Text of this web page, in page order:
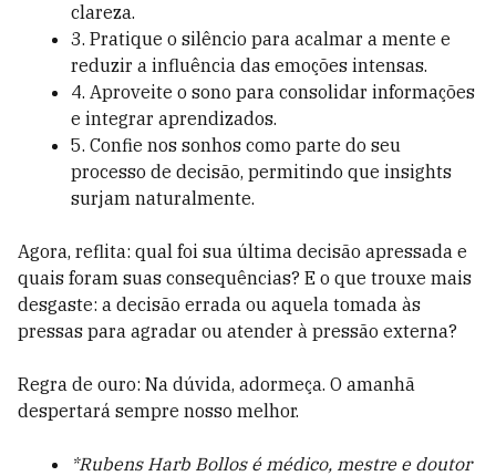
clareza.
3. Pratique o silêncio para acalmar a mente e
reduzir a influência das emoções intensas.
4. Aproveite o sono para consolidar informações
e integrar aprendizados.
5. Confie nos sonhos como parte do seu
processo de decisão, permitindo que insights
surjam naturalmente.
Agora, reflita: qual foi sua última decisão apressada e
quais foram suas consequências? E o que trouxe mais
desgaste: a decisão errada ou aquela tomada às
pressas para agradar ou atender à pressão externa?
Regra de ouro: Na dúvida, adormeça. O amanhã
despertará sempre nosso melhor.
*Rubens Harb Bollos é médico, mestre e doutor